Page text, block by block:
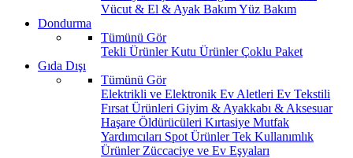
Vücut & El & Ayak BakımYüz Bakım
Dondurma
Tümünü Gör
Tekli ÜrünlerKutu ÜrünlerÇoklu Paket
Gıda Dışı
Tümünü Gör
Elektrikli ve Elektronik Ev Aletleri Ev Tekstili
Fırsat Ürünleri Giyim & Ayakkabı & Aksesuar
Haşare Öldürücüleri Kırtasiye Mutfak
Yardımcıları Spot ÜrünlerTek Kullanımlık
Ürünler Züccaciye ve Ev Eşyaları